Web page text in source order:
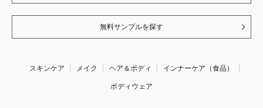
無料サンプルを探す
スキンケア メイク ヘア＆ボディ
インナーケア（食品）
ボディウェア